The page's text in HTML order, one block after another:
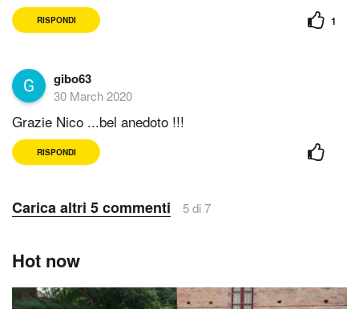
RISPONDI 1
gibo63
30 March 2020
Grazie Nico ...bel anedoto !!!
RISPONDI
Carica altri 5 commenti 5 di 7
Hot now